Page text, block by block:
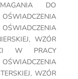
DO
, WZÓR
W PRACY
, WZÓR